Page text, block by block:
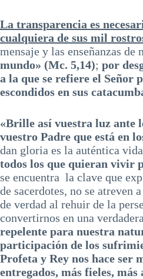
La transparencia es
cualquiera de sus mil
mensaje y las enseñanzas
mundo» (Mc. 5,14); por
a la que se refiere el Señor
escondidos en sus
«Brille así vuestra luz ante
vuestro Padre que está en
dan gloria es la auténtica
todos los que quieran vivir
se encuentra la clave que
de sacerdotes, no se atreven
de verdad al rehuir de la
convertirnos en una
repelente para nuestra
participación de los
Profeta y Rey nos hace ser
entregados, más fieles,